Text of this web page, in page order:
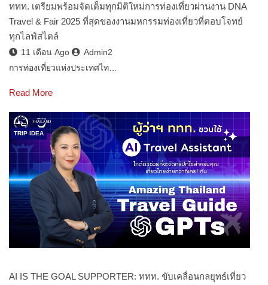
ททท. เตรียมพร้อมจัดเต็มทุกมิติใหม่การท่องเที่ยวผ่านงาน DNA
Travel & Fair 2025 ที่สุดของงานมหกรรมท่องเที่ยวที่ตอบโจทย์
ทุกไลฟ์สไตล์
11 เดือน Ago
Admin2
การท่องเที่ยวแห่งประเทศไท…
Read More
TRIP IDEA
AI IS THE GOAL SUPPORTER: ททท. ขับเคลื่อนกลยุทธ์เที่ยว